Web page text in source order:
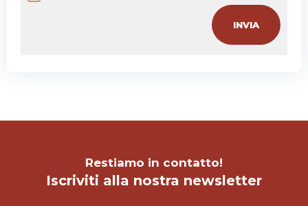
Restiamo in contatto!
Iscriviti alla nostra newsletter